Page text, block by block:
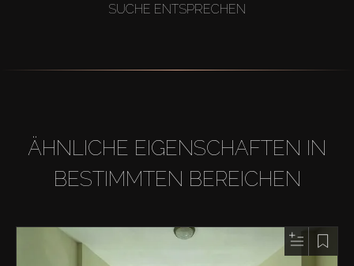
SUCHE ENTSPRECHEN
ÄHNLICHE EIGENSCHAFTEN IN
BESTIMMTEN BEREICHEN